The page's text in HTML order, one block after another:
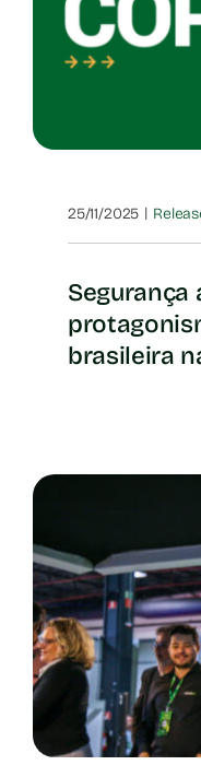
25/11/2025 |
Segurança
brasileira